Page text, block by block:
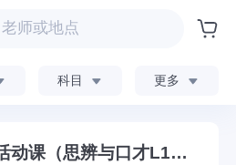
科目 更多
动课（思辨与口才L1公